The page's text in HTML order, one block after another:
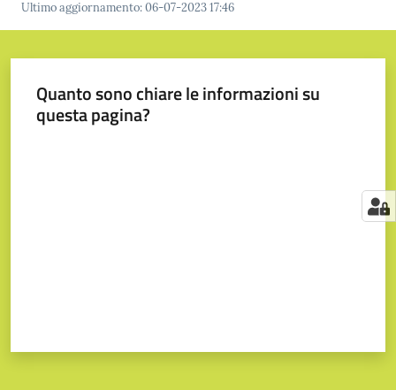
Ultimo aggiornamento:06-07-2023 17:46
Quanto sono chiare le informazioni su
questa pagina?